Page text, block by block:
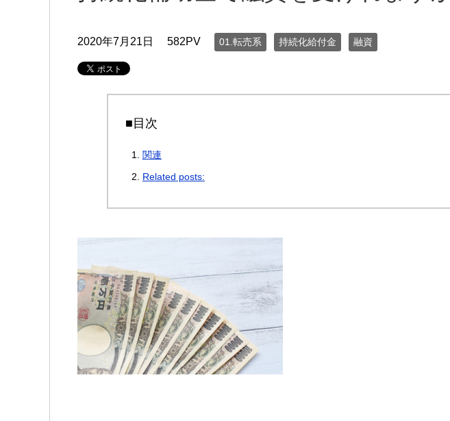
2020年7月21日 582PV 01.転売系 持続化給付金 融資
■目次
関連
Related posts: